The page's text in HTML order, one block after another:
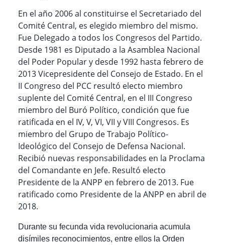
En el año 2006 al constituirse el Secretariado del
Comité Central, es elegido miembro del mismo.
Fue Delegado a todos los Congresos del Partido.
Desde 1981 es Diputado a la Asamblea Nacional
del Poder Popular y desde 1992 hasta febrero de
2013 Vicepresidente del Consejo de Estado. En el
II Congreso del PCC resultó electo miembro
suplente del Comité Central, en el III Congreso
miembro del Buró Político, condición que fue
ratificada en el IV, V, VI, VII y VIII Congresos. Es
miembro del Grupo de Trabajo Político-
Ideológico del Consejo de Defensa Nacional.
Recibió nuevas responsabilidades en la Proclama
del Comandante en Jefe. Resultó electo
Presidente de la ANPP en febrero de 2013. Fue
ratificado como Presidente de la ANPP en abril de
2018.
Durante su fecunda vida revolucionaria acumula
disímiles reconocimientos, entre ellos la Orden